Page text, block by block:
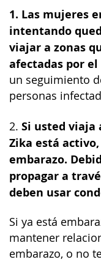
1. Las mujeres
intentando
viajar a zonas
afectadas por
un seguimiento
personas
2. Si usted viaja
Zika está
embarazo.
propagar a
deben usar
Si ya está
mantener
embarazo, o no